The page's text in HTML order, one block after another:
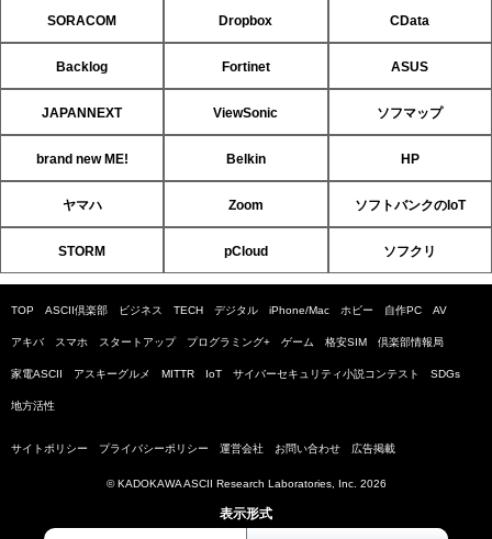
SORACOM Dropbox CData
Backlog Fortinet ASUS
JAPANNEXT ViewSonic ソフマップ
brand new ME! Belkin HP
ヤマハ Zoom ソフトバンクのIoT
STORM pCloud ソフクリ
TOP ASCII倶楽部 ビジネス TECH デジタル iPhone/Mac ホビー 自作PC AV
アキバ スマホ スタートアップ プログラミング+ ゲーム 格安SIM 倶楽部情報局
家電ASCII アスキーグルメ MITTR IoT サイバーセキュリティ小説コンテスト SDGs
地方活性
サイトポリシー プライバシーポリシー 運営会社 お問い合わせ 広告掲載
© KADOKAWA ASCII Research Laboratories, Inc. 2026
表示形式